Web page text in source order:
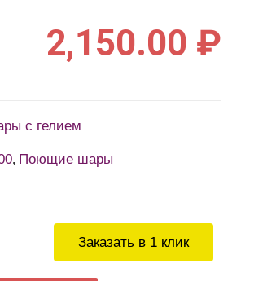
Заказать в 1 клик
2,150.00 ₽
с гелием
, Поющие шары